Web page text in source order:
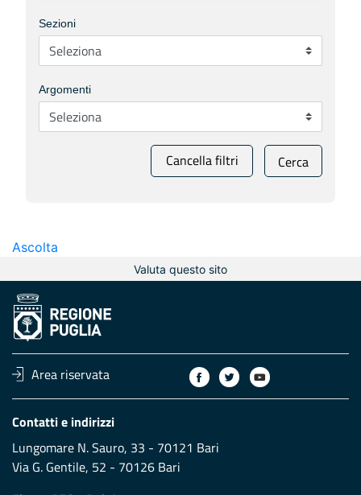
Sezioni
Argomenti
Cancella filtri Cerca
Ascolta
Valuta questo sito
Area riservata
Contatti e indirizzi
Lungomare N. Sauro, 33 - 70121 Bari
Via G. Gentile, 52 - 70126 Bari